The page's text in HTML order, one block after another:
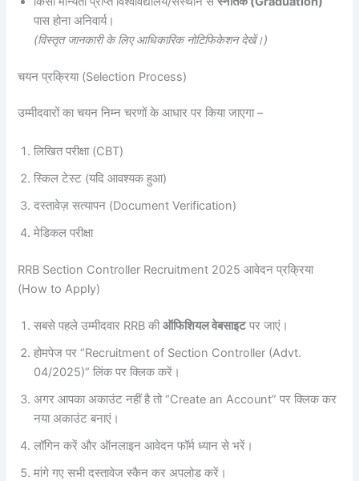
पास होना अनिवार्य।
(विस्तृत जानकारी के लिए आधिकारिक नोटिफिकेशन देखें।)
चयन प्रक्रिया (Selection Process)
उम्मीदवारों का चयन निम्न चरणों के आधार पर किया जाएगा –
लिखित परीक्षा (CBT)
स्किल टेस्ट (यदि आवश्यक हुआ)
दस्तावेज़ सत्यापन (Document Verification)
मेडिकल परीक्षा
RRB Section Controller Recruitment 2025 आवेदन प्रक्रिया
(How to Apply)
सबसे पहले उम्मीदवार RRB कीऑफिशियल वेबसाइटपर जाएं।
होमपेज पर “Recruitment of Section Controller (Advt.
04/2025)” लिंक पर क्लिक करें।
अगर आपका अकाउंट नहीं है तो “Create an Account” पर क्लिक कर
नया अकाउंट बनाएं।
लॉगिन करें और ऑनलाइन आवेदन फॉर्म ध्यान से भरें।
मांगे गए सभी दस्तावेज स्कैन कर अपलोड करें।